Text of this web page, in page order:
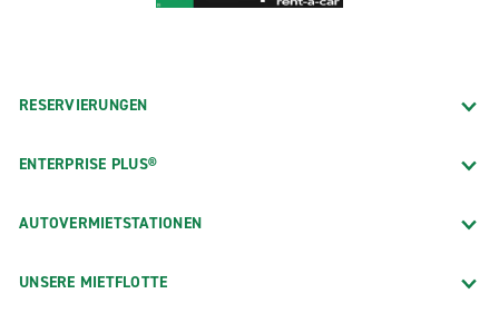
RESERVIERUNGEN
ENTERPRISE PLUS®
AUTOVERMIETSTATIONEN
UNSERE MIETFLOTTE